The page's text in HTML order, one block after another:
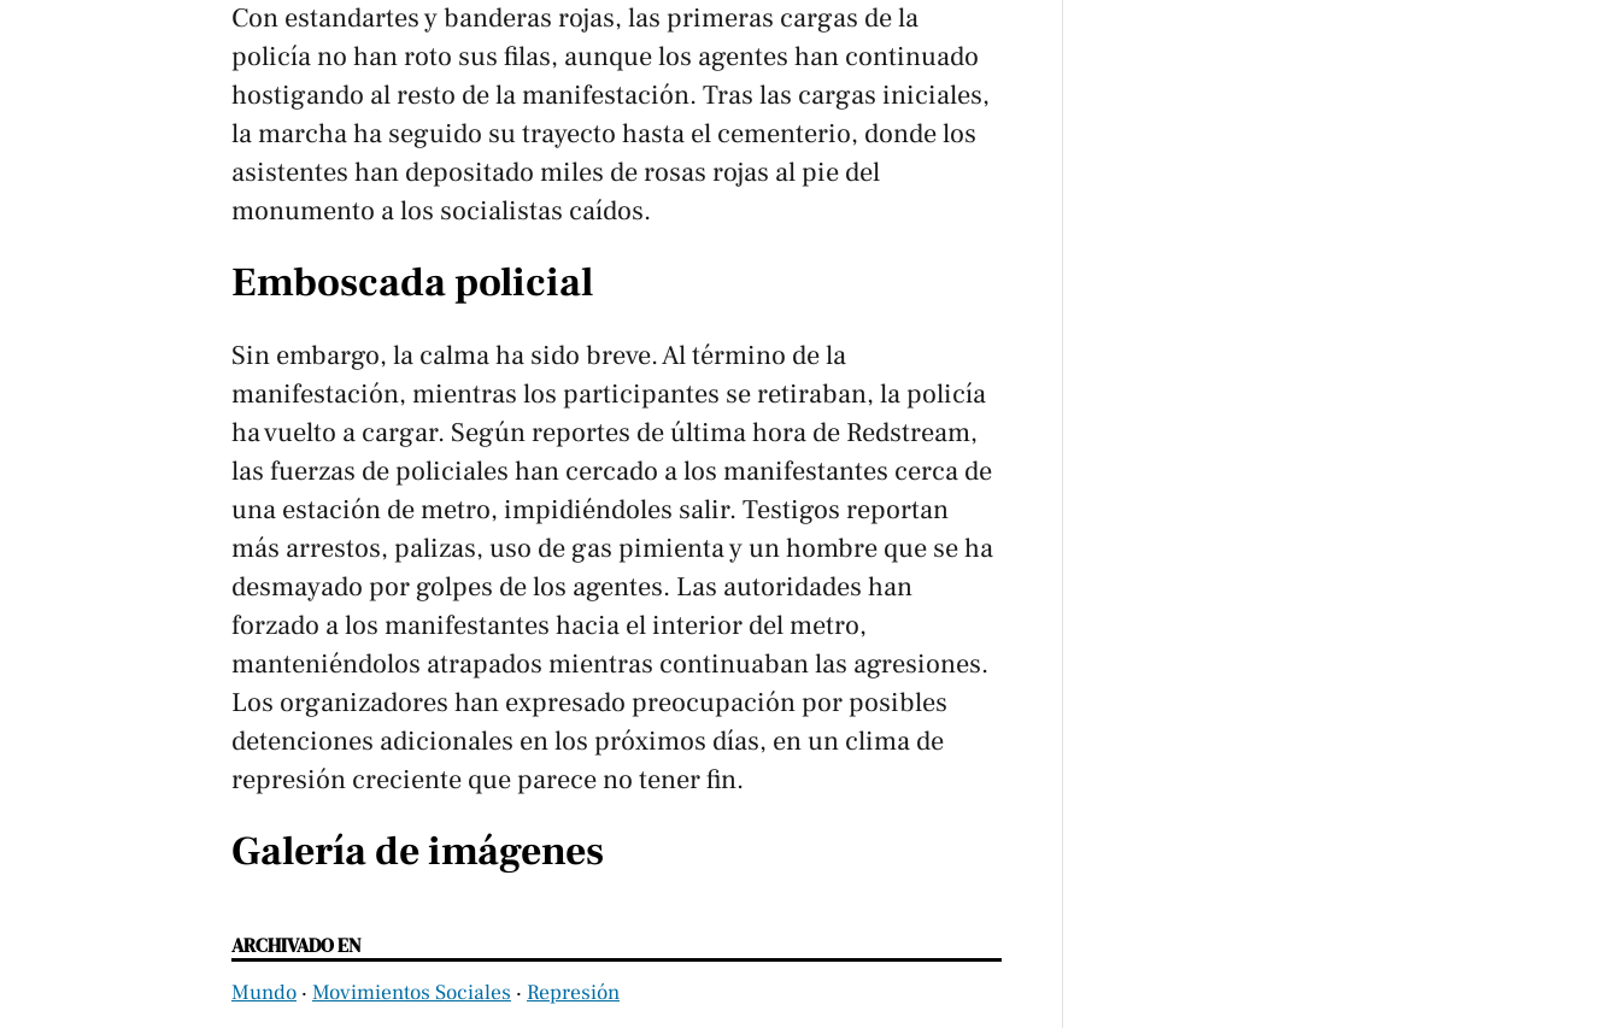
Con estandartes y banderas rojas, las primeras cargas de la
policía no han roto sus filas, aunque los agentes han continuado
hostigando al resto de la manifestación. Tras las cargas iniciales,
la marcha ha seguido su trayecto hasta el cementerio, donde los
asistentes han depositado miles de rosas rojas al pie del
monumento a los socialistas caídos.
Emboscada policial
Sin embargo, la calma ha sido breve. Al término de la
manifestación, mientras los participantes se retiraban, la policía
ha vuelto a cargar. Según reportes de última hora de Redstream,
las fuerzas de policiales han cercado a los manifestantes cerca de
una estación de metro, impidiéndoles salir. Testigos reportan
más arrestos, palizas, uso de gas pimienta y un hombre que se ha
desmayado por golpes de los agentes. Las autoridades han
forzado a los manifestantes hacia el interior del metro,
manteniéndolos atrapados mientras continuaban las agresiones.
Los organizadores han expresado preocupación por posibles
detenciones adicionales en los próximos días, en un clima de
represión creciente que parece no tener fin.
Galería de imágenes
ARCHIVADO EN
Mundo ‧ Movimientos Sociales ‧ Represión